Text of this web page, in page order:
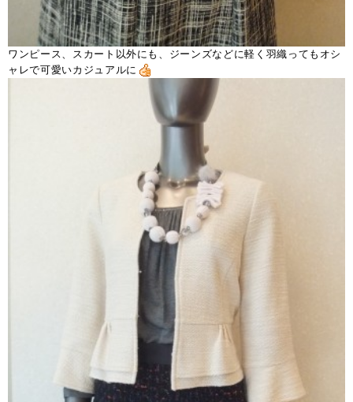
ワンピース、スカート以外にも、ジーンズなどに軽く羽織ってもオシ
ャレで可愛いカジュアルに